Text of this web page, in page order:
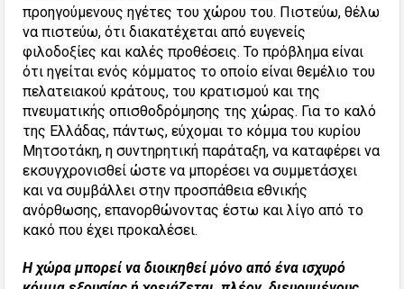
προηγούμενους ηγέτες του χώρου του. Πιστεύω, θέλω
να πιστεύω, ότι διακατέχεται από ευγενείς
φιλοδοξίες και καλές προθέσεις. Το πρόβλημα είναι
ότι ηγείται ενός κόμματος το οποίο είναι θεμέλιο του
πελατειακού κράτους, του κρατισμού και της
πνευματικής οπισθοδρόμησης της χώρας. Για το καλό
της Ελλάδας, πάντως, εύχομαι το κόμμα του κυρίου
Μητσοτάκη, η συντηρητική παράταξη, να καταφέρει να
εκσυγχρονισθεί ώστε να μπορέσει να συμμετάσχει
και να συμβάλλει στην προσπάθεια εθνικής
ανόρθωσης, επανορθώνοντας έστω και λίγο από το
κακό που έχει προκαλέσει.
Η χώρα μπορεί να διοικηθεί μόνο από ένα ισχυρό